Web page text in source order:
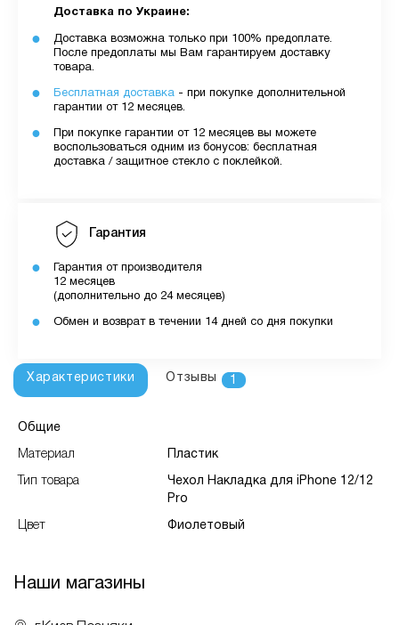
Доставка по Украине:
Доставка возможна только при 100% предоплате.
После предоплаты мы Вам гарантируем доставку
товара.
Бесплатная доставка - при покупке дополнительной
гарантии от 12 месяцев.
При покупке гарантии от 12 месяцев вы можете
воспользоваться одним из бонусов: бесплатная
доставка / защитное стекло с поклейкой.
Гарантия
Гарантия от производителя
12 месяцев
(дополнительно до 24 месяцев)
Обмен и возврат в течении 14 дней со дня покупки
Характеристики Отзывы 1
Общие
Материал Пластик
Тип товара
Чехол Накладка для iPhone 12/12
Pro
Цвет Фиолетовый
Наши магазины